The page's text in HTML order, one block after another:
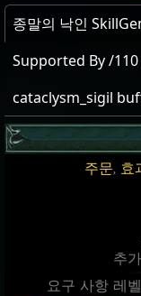
종말의 낙인
Supported By /110
cataclysm_sigil
주문, 효
추
요구 사항 레벨